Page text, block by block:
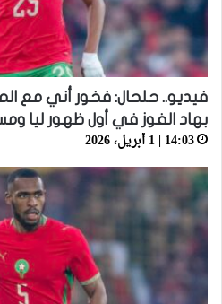
فيديو.. حلحال: فخور أني مع
بهاد الفوز في أول ظهور ليا
14:03 | 1 أبريل، 2026